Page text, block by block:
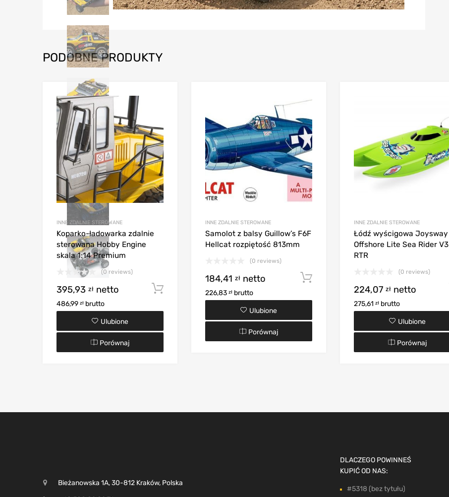
PODOBNE PRODUKTY
INNE ZDALNIE STEROWANE
Koparko-ładowarka zdalnie
sterowana Hobby Engine
skala 1:14 Premium
(0 reviews)
395,93 zł netto
486,99 zł brutto
Dodaj do koszyka
Ulubione
Porównaj
INNE ZDALNIE STEROWANE
Samolot z balsy Guillow’s F6F
Hellcat rozpiętość 813mm
(0 reviews)
184,41 zł netto
226,83 zł brutto
Ulubione
Porównaj
INNE ZDALNIE STEROWANE
Łódź wyścigowa Joysway
Offshore Lite Sea Rider V3
RTR
(0 reviews)
224,07 zł netto
275,61 zł brutto
Ulubione
Porównaj
Bieżanowska 1A, 30-812 Kraków, Polska
DLACZEGO POWINNEŚ
KUPIĆ OD NAS:
#5318 (bez tytułu)